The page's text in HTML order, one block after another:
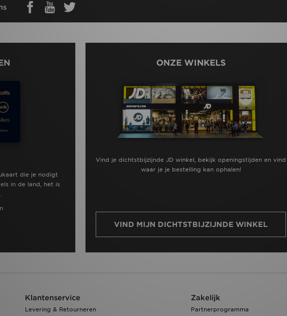
die je nodigt
in de land, het is
ONZE WINKELS
Vind je dichtstbijzijnde JD winkel, bekijk openingstijden en vind
waar je je bestelling kan ophalen!
VIND MIJN DICHTSTBIJZIJNDE WINKEL
Klantenservice
Levering & Retourneren
Zakelijk
Partnerprogramma